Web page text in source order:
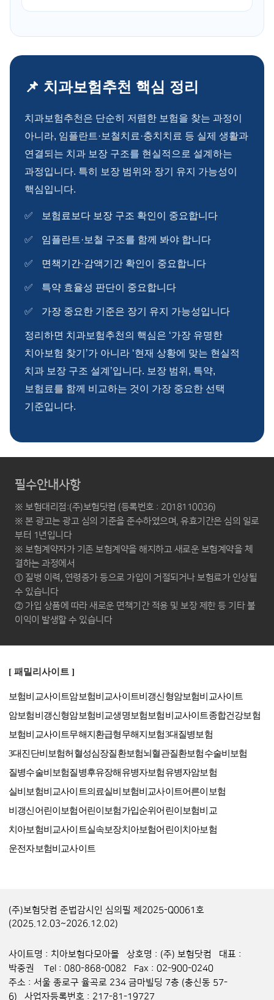
📌 치과보험추천 핵심 정리
치과보험추천은 단순히 저렴한 보험을 찾는 과정이
아니라, 임플란트·보철치료·충치치료 등 실제 생활과
연결되는 치과 보장 구조를 현실적으로 설계하는
과정입니다. 특히 보장 범위와 장기 유지 가능성이
핵심입니다.
보험료보다 보장 구조 확인이 중요합니다
임플란트·보철 구조를 함께 봐야 합니다
면책기간·감액기간 확인이 중요합니다
특약 효율성 판단이 중요합니다
가장 중요한 기준은 장기 유지 가능성입니다
정리하면 치과보험추천의 핵심은 ‘가장 유명한
치아보험 찾기’가 아니라 ‘현재 상황에 맞는 현실적
치과 보장 구조 설계’입니다. 보장 범위, 특약,
보험료를 함께 비교하는 것이 가장 중요한 선택
기준입니다.
필수안내사항
※ 보험대리점:(주)보험닷컴 (등록번호 : 2018110036)
※ 본 광고는 광고 심의 기준을 준수하였으며, 유효기간은 심의 일로
부터 1년입니다
※ 보험계약자가 기존 보험계약을 해지하고 새로운 보험계약을 체
결하는 과정에서
① 질병 이력, 연령증가 등으로 가입이 거절되거나 보험료가 인상될
수 있습니다
② 가입 상품에 따라 새로운 면책기간 적용 및 보장 제한 등 기타 불
이익이 발생할 수 있습니다
[ 패밀리사이트 ]
보험비교사이트암보험비교사이트비갱신형암보험비교사이트
암보험비갱신형암보험비교생명보험보험비교사이트종합건강보험
보험비교사이트무해지환급형무해지보험3대질병보험
3대진단비보험허혈성심장질환보험뇌혈관질환보험수술비보험
질병수술비보험질병후유장해유병자보험유병자암보험
실비보험비교사이트의료실비보험비교사이트어른이보험
비갱신어린이보험어린이보험가입순위어린이보험비교
치아보험비교사이트실속보장치아보험어린이치아보험
운전자보험비교사이트
(주)보험닷컴 준법감시인 심의필 제2025-Q0061호
(2025.12.03~2026.12.02)
사이트명 : 치아보험다모아몰 상호명 : (주) 보험닷컴 대표 :
박중권 Tel : 080-868-0082 Fax : 02-900-0240
주소 : 서울 종로구 율곡로 234 금마빌딩 7층 (충신동 57-
6) 사업자등록번호 : 217-81-19727